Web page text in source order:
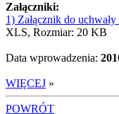
Załączniki:
1) Załącznik do
XLS, Rozmiar: 20 KB
Data wprowadzenia:
WIĘCEJ »
POWRÓT